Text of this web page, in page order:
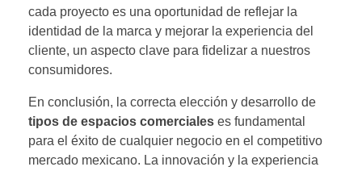
cada proyecto es una oportunidad de reflejar la
identidad de la marca y mejorar la experiencia del
cliente, un aspecto clave para fidelizar a nuestros
consumidores.
En conclusión, la correcta elección y desarrollo de
tipos de espacios comerciales es fundamental
para el éxito de cualquier negocio en el competitivo
mercado mexicano. La innovación y la experiencia